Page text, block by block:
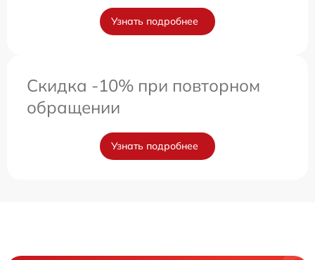
Узнать подробнее
Скидка -10% при повторном
обращении
Узнать подробнее